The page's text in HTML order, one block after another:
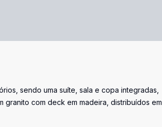
sendo uma suíte, sala e copa integradas,
granito com deck em madeira, distribuídos em